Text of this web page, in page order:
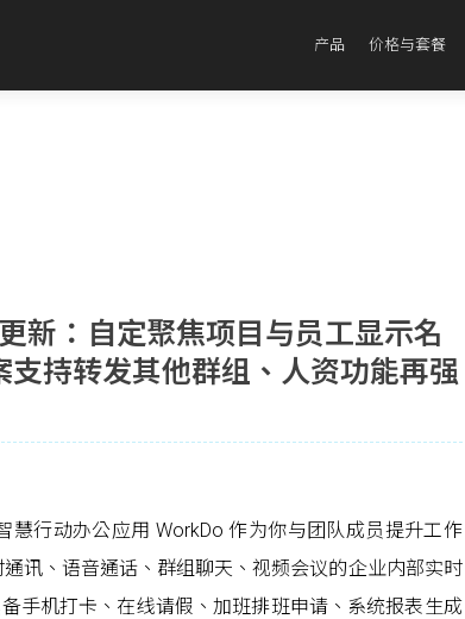
产品 价格与套餐
新：自定聚焦项目与员工显示名
支持转发其他群组、人资功能再强
慧行动办公应用 WorkDo 作为你与团队成员提升工作
讯、语音通话、群组聊天、视频会议的企业内部实时
手机打卡、在线请假、加班排班申请、系统报表生成